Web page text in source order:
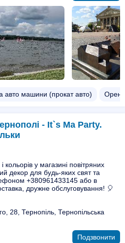
авто машини (прокат авто)
- It`s Ma Party.
кольорів у магазині повітряних
декор для будь-яких свят та
+380961433145 або в
дружне обслуговування! 🎈
28, Тернопіль, Тернопільська
Подзвонити